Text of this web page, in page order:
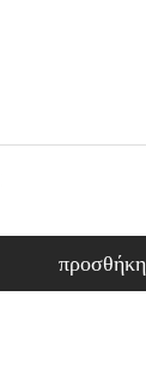
προσθήκη